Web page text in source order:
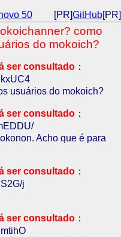
50 [PR]GitHub[PR]
como
do mokoich?
ser consultado ：
usuários do mokoich?
ser consultado ：
Acho que é para
ser consultado ：
j
ser consultado ：